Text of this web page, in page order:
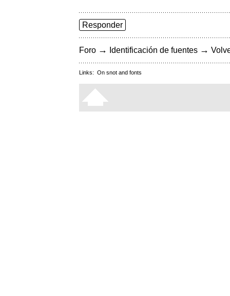
Responder
Foro → Identificación de fuentes →
Links: On snot and fonts